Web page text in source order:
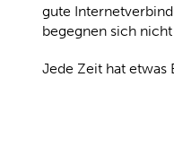
gute
begegnen sich
Jede Zeit hat etwas